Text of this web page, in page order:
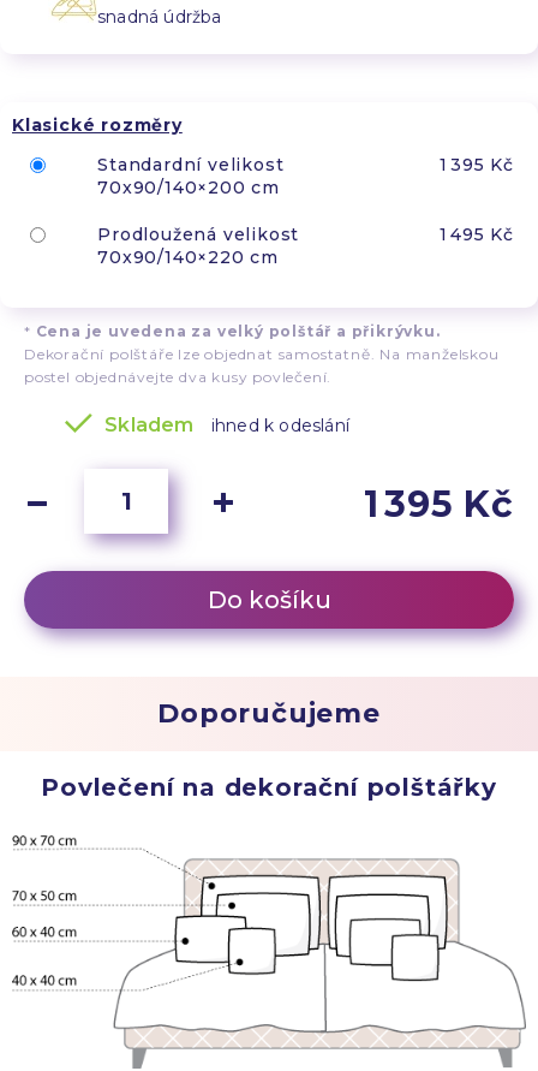
snadná údržba
Klasické rozměry
Standardní velikost
70x90/140×200 cm
1 395 Kč
Prodloužená velikost
70x90/140×220 cm
1 495 Kč
* Cena je uvedena za velký polštář a přikrývku.
Dekorační polštáře lze objednat samostatně. Na manželskou
postel objednávejte dva kusy povlečení.
Skladem ihned k odeslání
1 395 Kč
Do košíku
Doporučujeme
Povlečení na dekorační polštářky